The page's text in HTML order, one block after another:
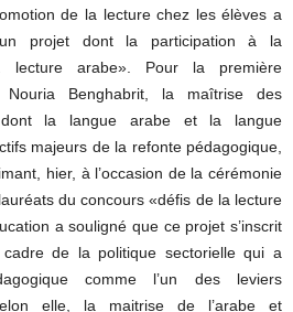
de la lecture chez les élèves a
projet dont la participation à la
lecture arabe». Pour la première
Nouria Benghabrit, la maîtrise des
dont la langue arabe et la langue
majeurs de la refonte pédagogique,
hier, à l’occasion de la cérémonie
du concours «défis de la lecture
a souligné que ce projet s’inscrit
de la politique sectorielle qui a
comme l’un des leviers
elle, la maitrise de l’arabe et